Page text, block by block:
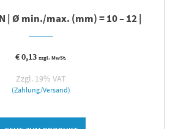
| Ø min./max. (mm) = 10 – 12 |
€0,13 zzgl. MwSt.
Zzgl. 19% VAT
(Zahlung/Versand)